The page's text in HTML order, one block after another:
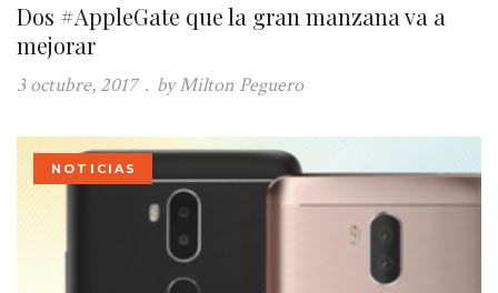
Dos #AppleGate que la gran manzana va a
mejorar
3 octubre, 2017 . by Milton Peguero
NOTICIAS